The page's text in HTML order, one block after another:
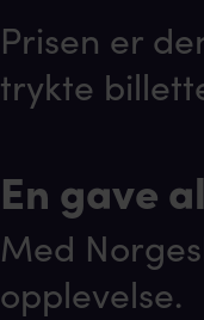
Prisen er
trykte
En gave
Med
opplevelse.